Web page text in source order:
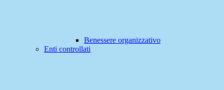
Benessere organizzativo
Enti controllati